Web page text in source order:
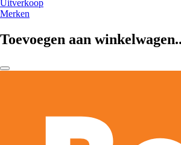
Uitverkoop
Merken
Toevoegen aan